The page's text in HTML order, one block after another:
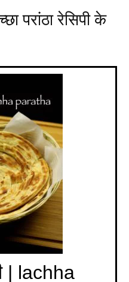
परांठा रेसिपी के
| lachha